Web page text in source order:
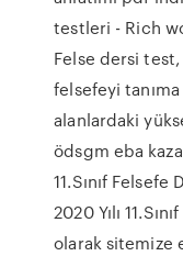
testleri - Rich
Felse dersi
felsefeyi
alanlardaki
ödsgm eba
11.Sınıf
2020 Yılı
olarak sitemize